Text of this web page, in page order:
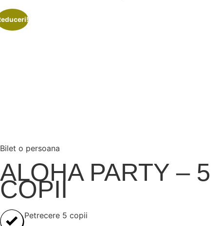
Bilet o persoana
ALOHA PARTY – 5
COPII
Petrecere 5 copii